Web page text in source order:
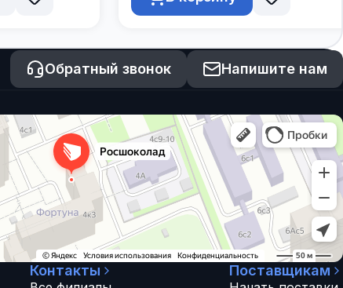
Обратный звонок Напишите нам
Контакты Поставщикам